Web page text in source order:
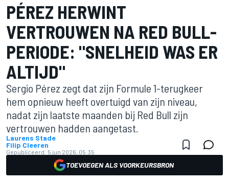
PÉREZ HERWINT
VERTROUWEN NA RED BULL-
PERIODE: "SNELHEID WAS ER
ALTIJD"
Sergio Pérez zegt dat zijn Formule 1-terugkeer
hem opnieuw heeft overtuigd van zijn niveau,
nadat zijn laatste maanden bij Red Bull zijn
vertrouwen hadden aangetast.
Laurens Stade
Filip Cleeren
Gepubliceerd: 5 jun 2026, 05:35
TOEVOEGEN ALS VOORKEURSBRON